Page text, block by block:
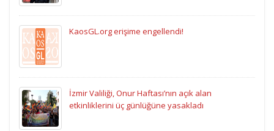
KaosGL.org erişime engellendi!
İzmir Valiliği, Onur Haftası’nın açık alan
etkinliklerini üç günlüğüne yasakladı